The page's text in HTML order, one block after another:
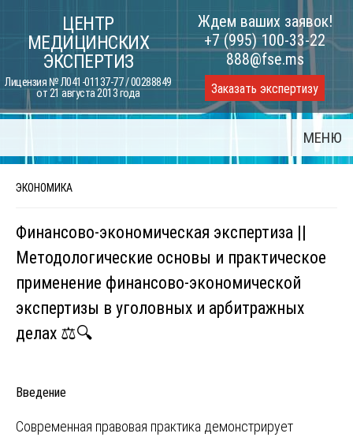
content
ЦЕНТР
МЕДИЦИНСКИХ
ЭКСПЕРТИЗ
Лицензия № Л041-01137-77 / 00288849
от 21 августа 2013 года
Ждем ваших заявок!
+7 (995) 100-33-22
888@fse.ms
Заказать экспертизу
МЕНЮ
ЭКОНОМИКА
Финансово-экономическая экспертиза ||
Методологические основы и практическое
применение финансово-экономической
экспертизы в уголовных и арбитражных
делах ⚖️🔍
Введение
Современная правовая практика демонстрирует